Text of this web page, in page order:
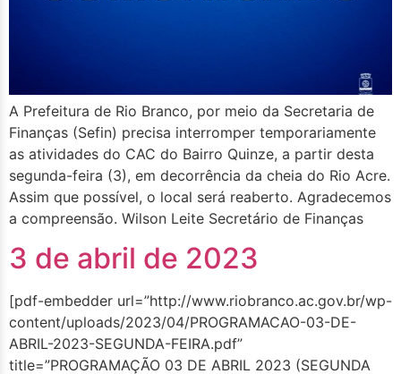
A Prefeitura de Rio Branco, por meio da Secretaria de
Finanças (Sefin) precisa interromper temporariamente
as atividades do CAC do Bairro Quinze, a partir desta
segunda-feira (3), em decorrência da cheia do Rio Acre.
Assim que possível, o local será reaberto. Agradecemos
a compreensão. Wilson Leite Secretário de Finanças
3 de abril de 2023
[pdf-embedder url=”http://www.riobranco.ac.gov.br/wp-
content/uploads/2023/04/PROGRAMACAO-03-DE-
ABRIL-2023-SEGUNDA-FEIRA.pdf”
title=”PROGRAMAÇÃO 03 DE ABRIL 2023 (SEGUNDA